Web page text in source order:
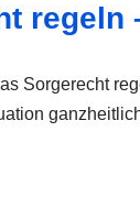
Sorgerecht